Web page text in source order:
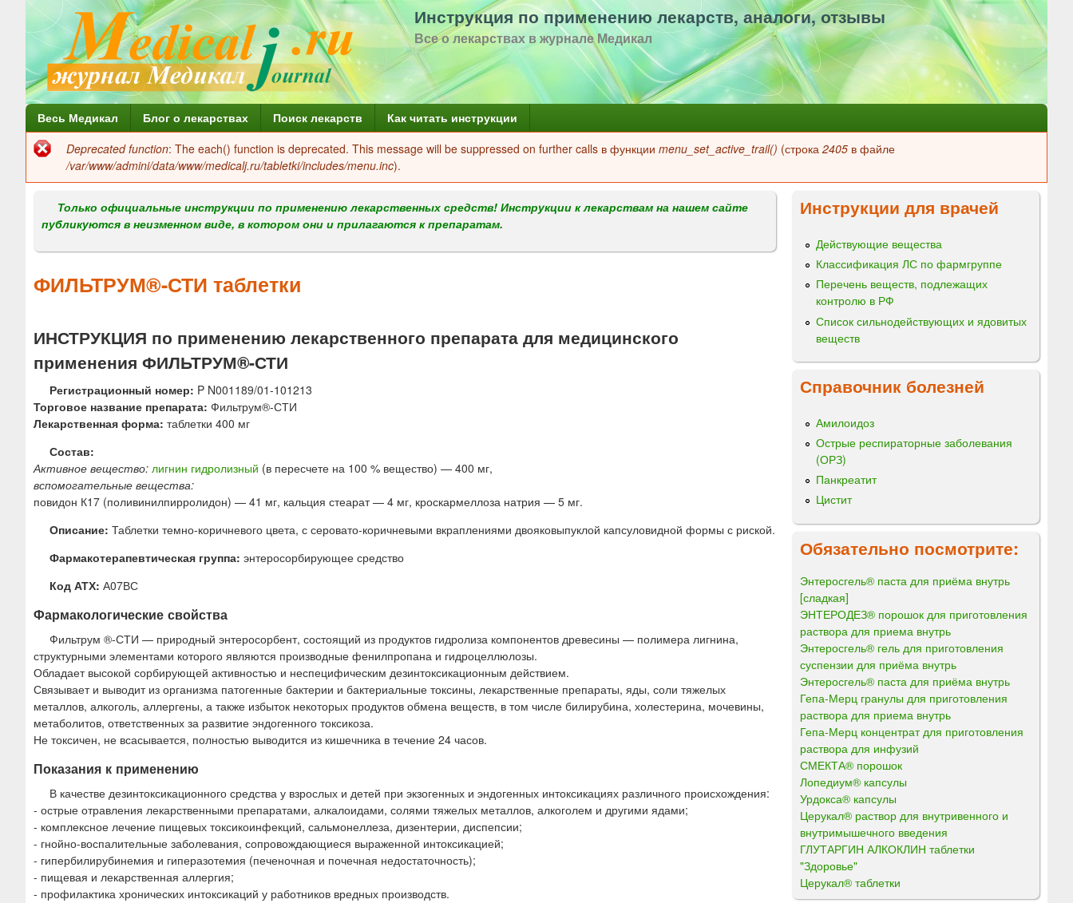
Перейти
к
содержанию
Инструкция по применению лекарств, аналоги, отзывы
Все о лекарствах в журнале Медикал
Г
л
н
м
н
ю
Весь Медикал Блог о лекарствах Поиск лекарств Как читать инструкции
Сообщение
об
ошибке
Deprecated function: The each() function is deprecated. This message will be suppressed on further calls в функции menu_set_active_trail() (строка 2405 в файле
/var/www/admini/data/www/medicalj.ru/tabletki/includes/menu.inc).
Только официальные инструкции по применению лекарственных средств! Инструкции к лекарствам на нашем сайте
публикуются в неизменном виде, в котором они и прилагаются к препаратам.
ФИЛЬТРУМ®-СТИ таблетки
ИНСТРУКЦИЯ по применению лекарственного препарата для медицинского
применения ФИЛЬТРУМ®-СТИ
Регистрационный номер: P N001189/01-101213
Торговое название препарата: Фильтрум®-СТИ
Лекарственная форма: таблетки 400 мг
Состав:
Активное вещество: лигнин гидролизный (в пересчете на 100 % вещество) — 400 мг,
вспомогательные вещества:
повидон К17 (поливинилпирролидон) — 41 мг, кальция стеарат — 4 мг, кроскармеллоза натрия — 5 мг.
Описание: Таблетки темно-коричневого цвета, с серовато-коричневыми вкраплениями двояковыпуклой капсуловидной формы с риской.
Фармакотерапевтическая группа: энтеросорбирующее средство
Код АТХ: А07ВС
Фармакологические свойства
Фильтрум ®-СТИ — природный энтеросорбент, состоящий из продуктов гидролиза компонентов древесины — полимера лигнина,
структурными элементами которого являются производные фенилпропана и гидроцеллюлозы.
Обладает высокой сорбирующей активностью и неспецифическим дезинтоксикационным действием.
Связывает и выводит из организма патогенные бактерии и бактериальные токсины, лекарственные препараты, яды, соли тяжелых
металлов, алкоголь, аллергены, а также избыток некоторых продуктов обмена веществ, в том числе билирубина, холестерина, мочевины,
метаболитов, ответственных за развитие эндогенного токсикоза.
Не токсичен, не всасывается, полностью выводится из кишечника в течение 24 часов.
Показания к применению
В качестве дезинтоксикационного средства у взрослых и детей при экзогенных и эндогенных интоксикациях различного происхождения:
- острые отравления лекарственными препаратами, алкалоидами, солями тяжелых металлов, алкоголем и другими ядами;
- комплексное лечение пищевых токсикоинфекций, сальмонеллеза, дизентерии, диспепсии;
- гнойно-воспалительные заболевания, сопровождающиеся выраженной интоксикацией;
- гипербилирубинемия и гиперазотемия (печеночная и почечная недостаточность);
- пищевая и лекарственная аллергия;
- профилактика хронических интоксикаций у работников вредных производств.
Инструкции для врачей
Действующие вещества
Классификация ЛС по фармгруппе
Перечень веществ, подлежащих
контролю в РФ
Список сильнодействующих и ядовитых
веществ
Справочник болезней
Амилоидоз
Острые респираторные заболевания
(ОРЗ)
Панкреатит
Цистит
Обязательно посмотрите:
Энтеросгель® паста для приёма внутрь
[сладкая]
ЭНТЕРОДЕЗ® порошок для приготовления
раствора для приема внутрь
Энтеросгель® гель для приготовления
суспензии для приёма внутрь
Энтеросгель® паста для приёма внутрь
Гепа-Мерц гранулы для приготовления
раствора для приема внутрь
Гепа-Мерц концентрат для приготовления
раствора для инфузий
СМЕКТА® порошок
Лопедиум® капсулы
Урдокса® капсулы
Церукал® раствор для внутривенного и
внутримышечного введения
ГЛУТАРГИН АЛКОКЛИН таблетки
"Здоровье"
Церукал® таблетки